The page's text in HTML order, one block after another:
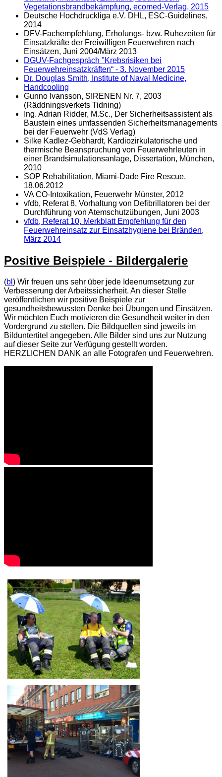
Vegetationsbrandbekämpfung, ecomed-Verlag, 2015
Deutsche Hochdruckliga e.V. DHL, ESC-Guidelines,
2014
DFV-Fachempfehlung, Erholungs- bzw. Ruhezeiten für
Einsatzkräfte der Freiwilligen Feuerwehren nach
Einsätzen, Juni 2004/März 2013
DGUV-Fachgespräch "Krebsrisiken bei
Feuerwehreinsatzkräften“ - 3. November 2015
Dr. Douglas Smith, Institute of Naval Medicine,
Handcooling
Gunno Ivansson, SIRENEN Nr. 7, 2003
(Räddningsverkets Tidning)
Ing. Adrian Ridder, M.Sc., Der Sicherheitsassistent als
Baustein eines umfassenden Sicherheitsmanagements
bei der Feuerwehr (VdS Verlag)
Silke Kadlez-Gebhardt, Kardiozirkulatorische und
thermische Beanspruchung von Feuerwehrleuten in
einer Brandsimulationsanlage, Dissertation, München,
2010
SOP Rehabilitation, Miami-Dade Fire Rescue,
18.06.2012
VA CO-Intoxikation, Feuerwehr Münster, 2012
vfdb, Referat 8, Vorhaltung von Defibrillatoren bei der
Durchführung von Atemschutzübungen, Juni 2003
vfdb, Referat 10, Merkblatt Empfehlung für den
Feuerwehreinsatz zur Einsatzhygiene bei Bränden,
März 2014
Positive Beispiele - Bildergalerie
(bl ) Wir freuen uns sehr über jede Ideenumsetzung zur
Verbesserung der Arbeitssicherheit. An dieser Stelle
veröffentlichen wir positive Beispiele zur
gesundheitsbewussten Denke bei Übungen und Einsätzen.
Wir möchten Euch motivieren die Gesundheit weiter in den
Vordergrund zu stellen. Die Bildquellen sind jeweils im
Bilduntertitel angegeben. Alle Bilder sind uns zur Nutzung
auf dieser Seite zur Verfügung gestellt worden.
HERZLICHEN DANK an alle Fotografen und Feuerwehren.